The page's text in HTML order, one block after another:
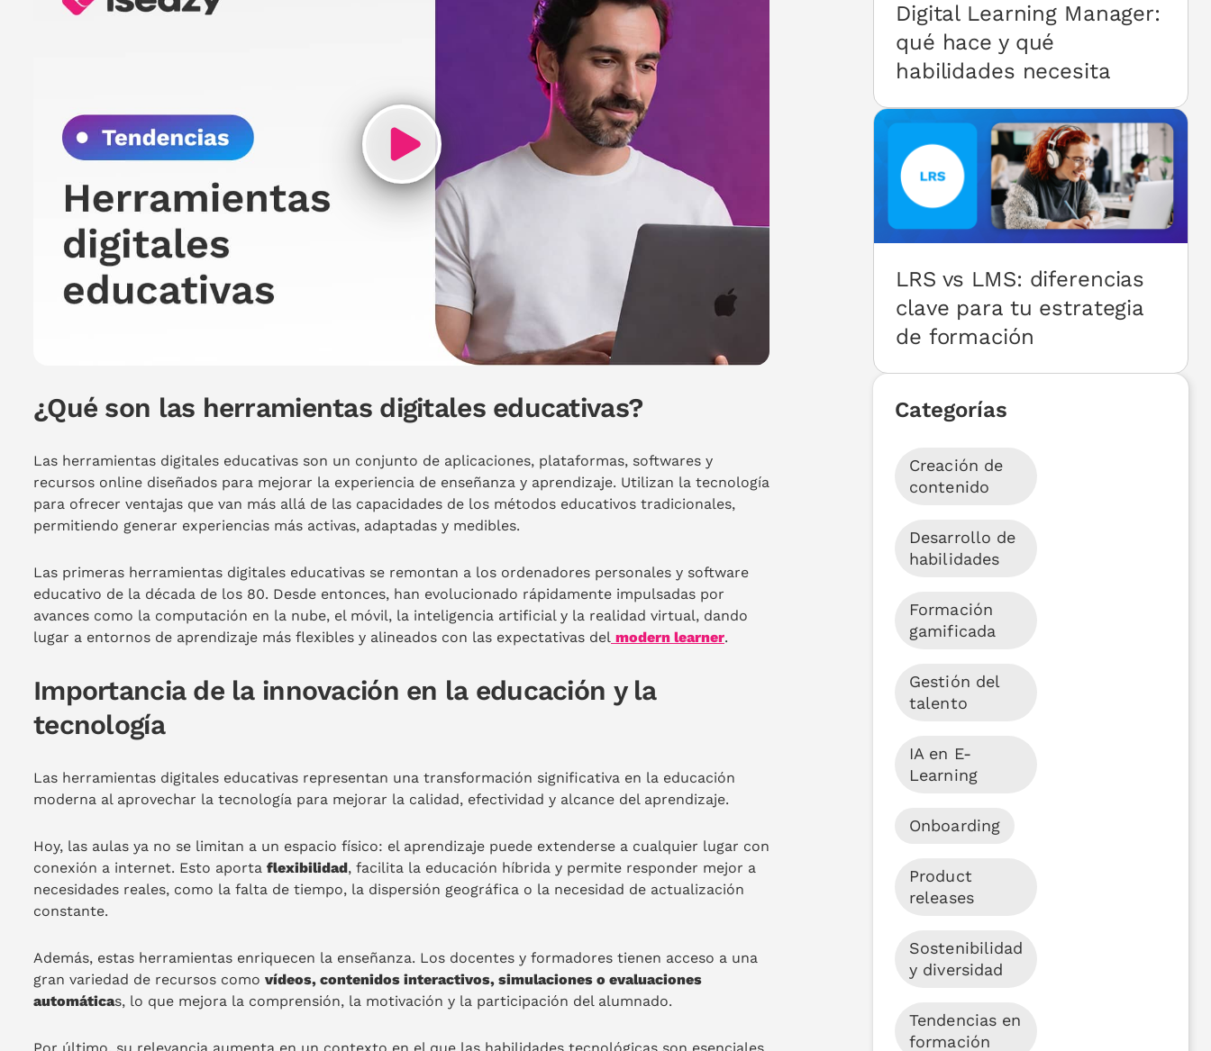
¿Qué son las herramientas digitales educativas?
Las herramientas digitales educativas son un conjunto de aplicaciones, plataformas, softwares y
recursos online diseñados para mejorar la experiencia de enseñanza y aprendizaje. Utilizan la tecnología
para ofrecer ventajas que van más allá de las capacidades de los métodos educativos tradicionales,
permitiendo generar experiencias más activas, adaptadas y medibles.
Las primeras herramientas digitales educativas se remontan a los ordenadores personales y software
educativo de la década de los 80. Desde entonces, han evolucionado rápidamente impulsadas por
avances como la computación en la nube, el móvil, la inteligencia artificial y la realidad virtual, dando
lugar a entornos de aprendizaje más flexibles y alineados con las expectativas del modern learner.
Importancia de la innovación en la educación y la
tecnología
Las herramientas digitales educativas representan una transformación significativa en la educación
moderna al aprovechar la tecnología para mejorar la calidad, efectividad y alcance del aprendizaje.
Hoy, las aulas ya no se limitan a un espacio físico: el aprendizaje puede extenderse a cualquier lugar con
conexión a internet. Esto aporta flexibilidad, facilita la educación híbrida y permite responder mejor a
necesidades reales, como la falta de tiempo, la dispersión geográfica o la necesidad de actualización
constante.
Además, estas herramientas enriquecen la enseñanza. Los docentes y formadores tienen acceso a una
gran variedad de recursos como vídeos, contenidos interactivos, simulaciones o evaluaciones
automáticas, lo que mejora la comprensión, la motivación y la participación del alumnado.
Por último, su relevancia aumenta en un contexto en el que las habilidades tecnológicas son esenciales
Digital Learning Manager:
qué hace y qué
habilidades necesita
LRS vs LMS: diferencias
clave para tu estrategia
de formación
Categorías
Creación de
contenido
Desarrollo de
habilidades
Formación
gamificada
Gestión del
talento
IA en E-
Learning
Onboarding
Product
releases
Sostenibilidad
y diversidad
Tendencias en
formación